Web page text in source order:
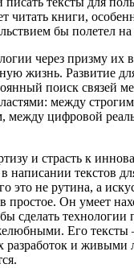
читать книги,
бы полетел
через призму их
жизнь. Развитие
поиск связей
между
между цифровой
и страсть к
написании текстов
это не рутина, а
простое. Он умеет
сделать
Его тексты
и живыми